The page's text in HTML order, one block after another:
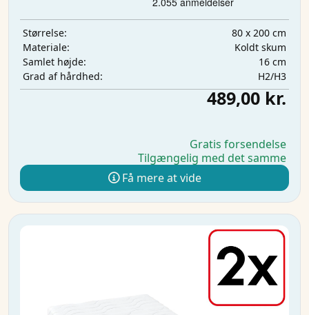
Størrelse:
80 x 200 cm
Materiale:
Koldt skum
Samlet højde:
16 cm
Grad af hårdhed:
H2/H3
489,00 kr.
Gratis forsendelse
Tilgængelig med det samme
Få mere at vide